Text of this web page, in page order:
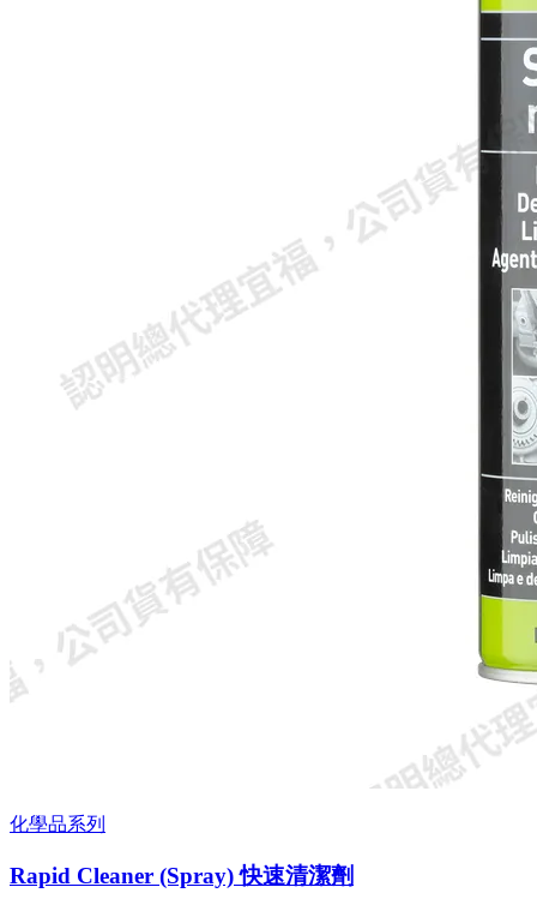
化學品系列
Rapid Cleaner (Spray) 快速清潔劑